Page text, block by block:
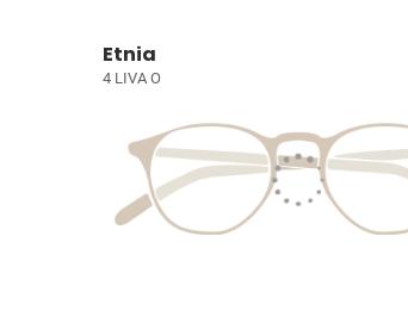
Etnia
4 LIVA O